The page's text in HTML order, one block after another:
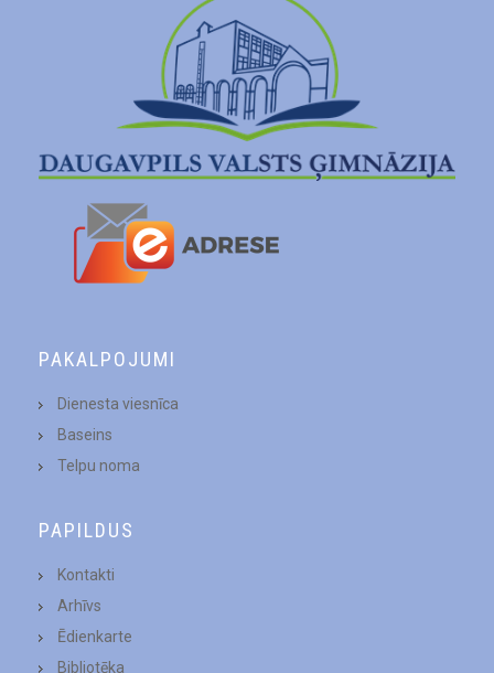
PAKALPOJUMI
Dienesta viesnīca
Baseins
Telpu noma
PAPILDUS
Kontakti
Arhīvs
Ēdienkarte
Bibliotēka